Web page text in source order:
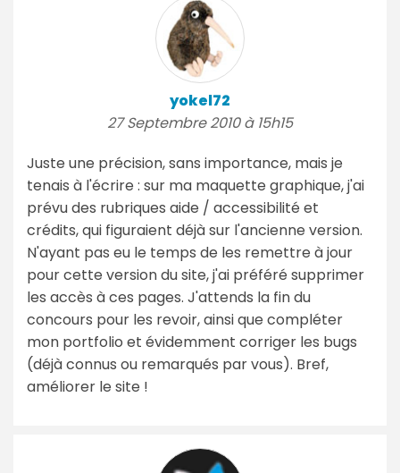
yokel72
27 Septembre 2010 à 15h15
Juste une précision, sans importance, mais je
tenais à l'écrire : sur ma maquette graphique, j'ai
prévu des rubriques aide / accessibilité et
crédits, qui figuraient déjà sur l'ancienne version.
N'ayant pas eu le temps de les remettre à jour
pour cette version du site, j'ai préféré supprimer
les accès à ces pages. J'attends la fin du
concours pour les revoir, ainsi que compléter
mon portfolio et évidemment corriger les bugs
(déjà connus ou remarqués par vous). Bref,
améliorer le site !